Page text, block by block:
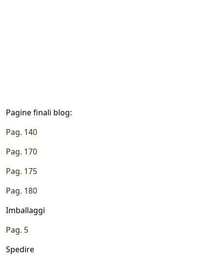
Pagine finali blog:
Pag. 140
Pag. 170
Pag. 175
Pag. 180
Imballaggi
Pag. 5
Spedire